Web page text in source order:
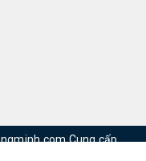
Cung cấp